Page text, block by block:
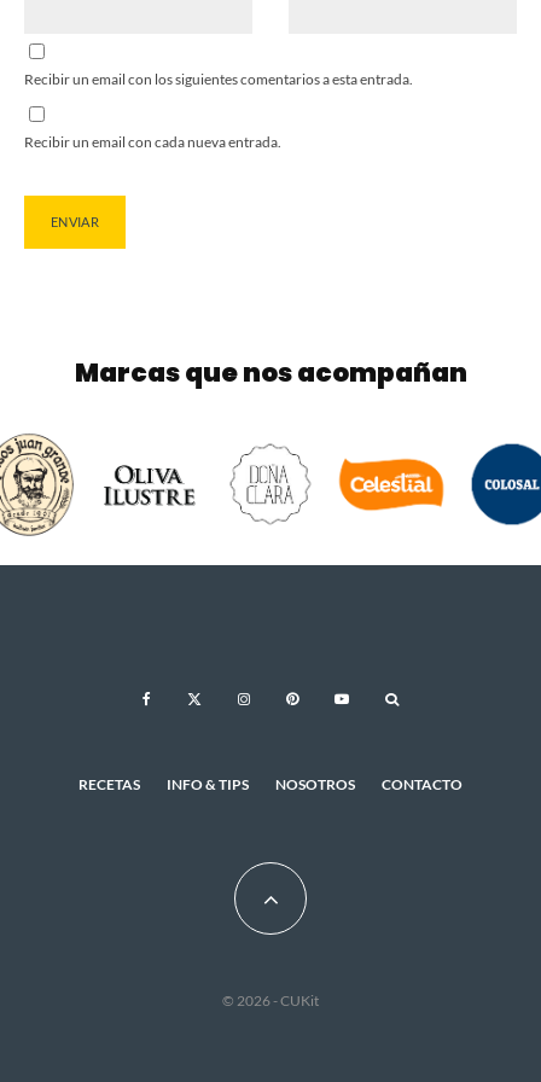
Recibir un email con los siguientes comentarios a esta entrada.
Recibir un email con cada nueva entrada.
Marcas que nos acompañan
RECETAS INFO & TIPS NOSOTROS CONTACTO
© 2026 - CUKit